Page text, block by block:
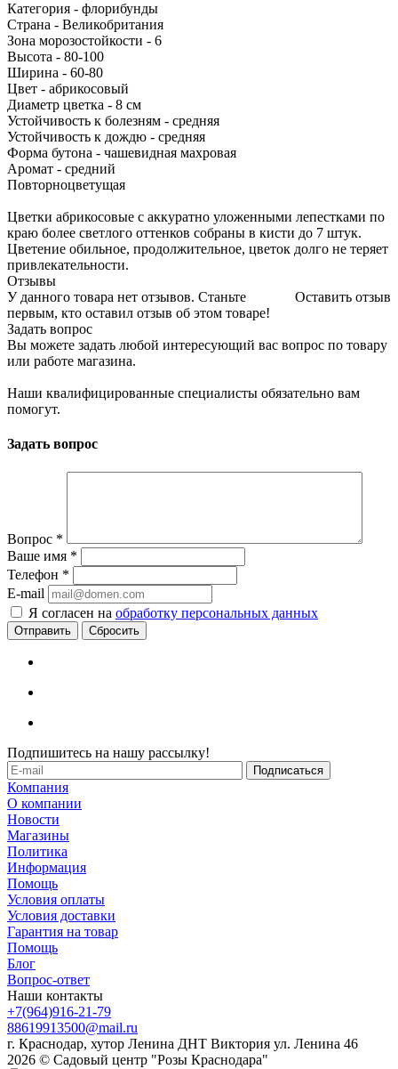
Категория - флорибунды
Страна - Великобритания
Зона морозостойкости - 6
Высота - 80-100
Ширина - 60-80
Цвет - абрикосовый
Диаметр цветка - 8 см
Устойчивость к болезням - средняя
Устойчивость к дождю - средняя
Форма бутона - чашевидная махровая
Аромат - средний
Повторноцветущая
Цветки абрикосовые с аккуратно уложенными лепестками по
краю более светлого оттенков собраны в кисти до 7 штук.
Цветение обильное, продолжительное, цветок долго не теряет
привлекательности.
Отзывы
Оставить отзыв
У данного товара нет отзывов. Станьте
первым, кто оставил отзыв об этом товаре!
Задать вопрос
Вы можете задать любой интересующий вас вопрос по товару
или работе магазина.
Наши квалифицированные специалисты обязательно вам
помогут.
Задать вопрос
Вопрос *
Ваше имя *
Телефон *
E-mail
Я согласен на обработку персональных данных
Сбросить
Подпишитесь на нашу рассылку!
Компания
О компании
Новости
Магазины
Политика
Информация
Помощь
Условия оплаты
Условия доставки
Гарантия на товар
Помощь
Блог
Вопрос-ответ
Наши контакты
+7(964)916-21-79
88619913500@mail.ru
г. Краснодар, хутор Ленина ДНТ Виктория ул. Ленина 46
2026 © Садовый центр "Розы Краснодара"